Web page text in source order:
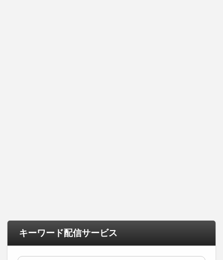
キーワード配信サービス